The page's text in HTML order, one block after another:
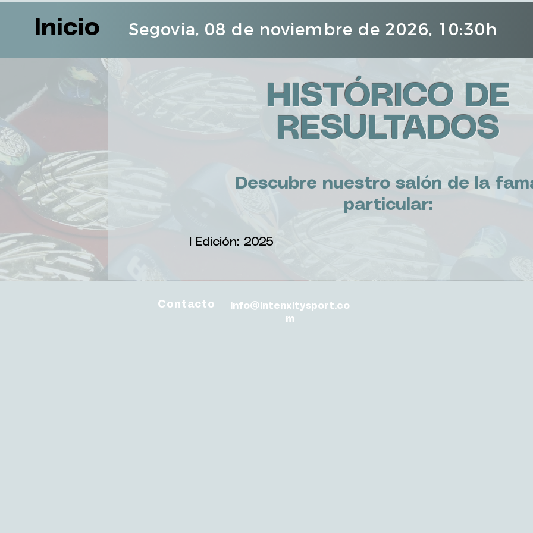
Inicio Segovia, 08 de noviembre de 2026, 10:30h
HISTÓRICO DE
RESULTADOS
Descubre nuestro salón de la
particular:
I Edición: 2025
Contacto
info@intenxitysport.co
m